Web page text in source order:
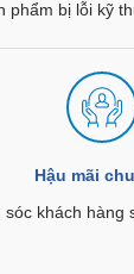
phẩm bị lỗi kỹ
Hậu mãi
khách hàng